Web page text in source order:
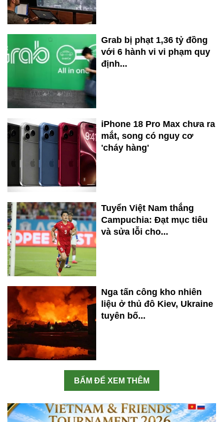
Grab bị phạt 1,36 tỷ đồng
với 6 hành vi vi phạm quy
định...
iPhone 18 Pro Max chưa ra
mắt, song có nguy cơ
'cháy hàng'
Tuyển Việt Nam thắng
Campuchia: Đạt mục tiêu
và sửa lỗi cho...
Nga tấn công kho nhiên
liệu ở thủ đô Kiev, Ukraine
tuyên bố...
BẤM ĐỂ XEM THÊM